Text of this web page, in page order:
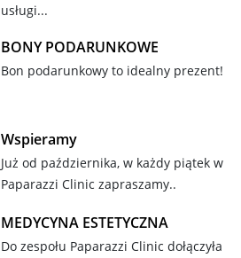
usługi...
BONY PODARUNKOWE
Bon podarunkowy to idealny prezent!
Wspieramy
Już od października, w każdy piątek w
Paparazzi Clinic zapraszamy..
MEDYCYNA ESTETYCZNA
Do zespołu Paparazzi Clinic dołączyła